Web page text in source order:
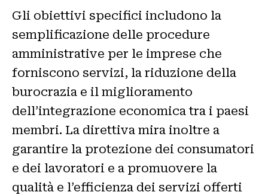
Gli obiettivi specifici includono la
semplificazione delle procedure
amministrative per le imprese che
forniscono servizi, la riduzione della
burocrazia e il miglioramento
dell’integrazione economica tra i paesi
membri. La direttiva mira inoltre a
garantire la protezione dei consumatori
e dei lavoratori e a promuovere la
qualità e l’efficienza dei servizi offerti